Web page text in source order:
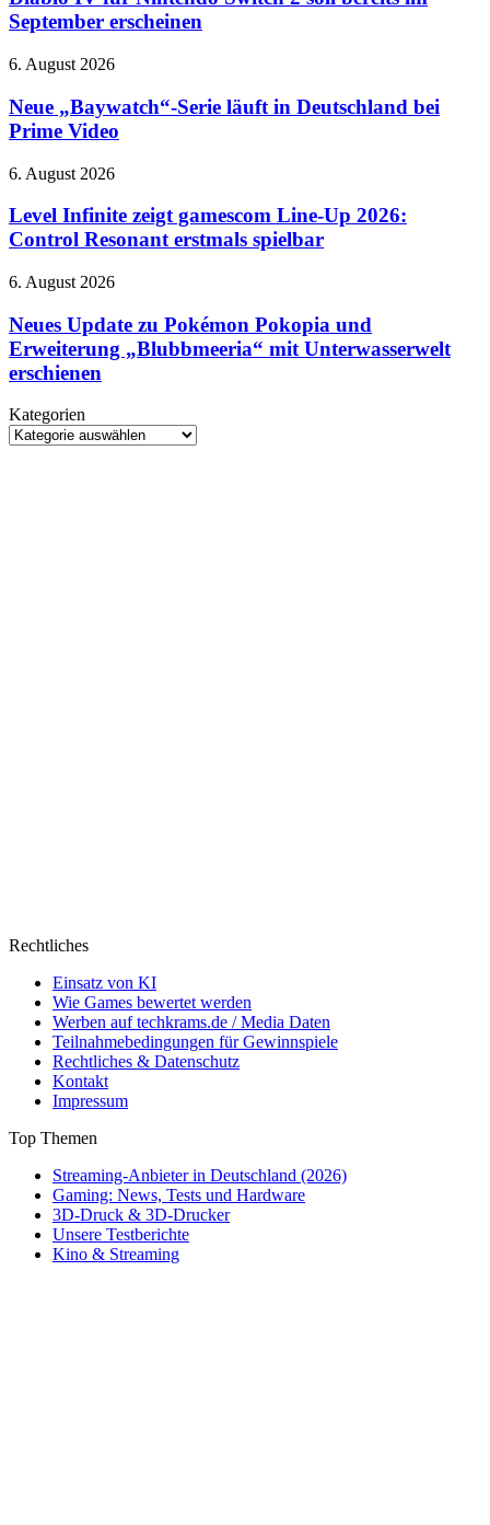
Nintendo
Switch
soll
im
September
September erscheinen
Neue
Serie
läuft
in
bei
Video
6. August 2026
Neue „Baywatch“-Serie läuft in Deutschland bei
Prime Video
Level
zeigt
gamescom
Line-
2026:
Resonant
erstmals
spielbar
6. August 2026
Level Infinite zeigt gamescom Line-Up 2026:
Control Resonant erstmals spielbar
Neues
zu
Pokémon
Pokopia
und
„Blubbmeeria“
mit
6. August 2026
Neues Update zu Pokémon Pokopia und
Erweiterung „Blubbmeeria“ mit Unterwasserwelt
erschienen
Kategorien
Kategorien
Rechtliches
Einsatz von KI
Wie Games bewertet werden
Werben auf techkrams.de / Media Daten
Teilnahmebedingungen für Gewinnspiele
Rechtliches & Datenschutz
Kontakt
Impressum
Top Themen
Streaming-Anbieter in Deutschland (2026)
Gaming: News, Tests und Hardware
3D-Druck & 3D-Drucker
Unsere Testberichte
Kino & Streaming